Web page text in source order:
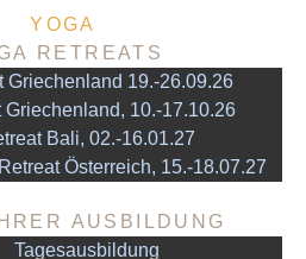
YOGA
RETREATS
Griechenland 19.-26.09.26
Griechenland, 10.-17.10.26
Bali, 02.-16.01.27
Österreich, 15.-18.07.27
AUSBILDUNG
Tagesausbildung